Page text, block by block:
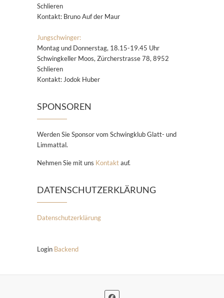
Schlieren
Kontakt: Bruno Auf der Maur
Jungschwinger:
Montag und Donnerstag, 18.15-19.45 Uhr
Schwingkeller Moos, Zürcherstrasse 78, 8952
Schlieren
Kontakt: Jodok Huber
SPONSOREN
Werden Sie Sponsor vom Schwingklub Glatt- und
Limmattal.
Nehmen Sie mit uns Kontaktauf.
DATENSCHUTZERKLÄRUNG
Datenschutzerklärung
Login Backend